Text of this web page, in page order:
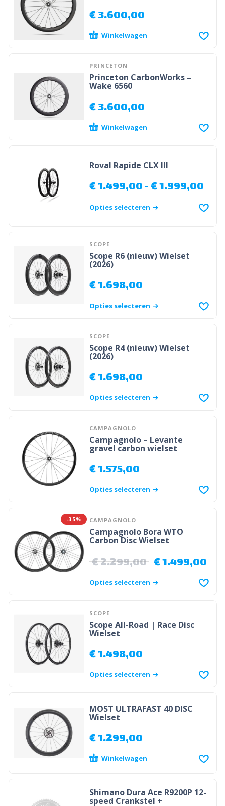
€3.600,00
Winkelwagen
PRINCETON
Princeton CarbonWorks –
Wake 6560
€3.600,00
Winkelwagen
Roval Rapide CLX III
€1.499,00 - €1.999,00
Opties selecteren
SCOPE
Scope R6 (nieuw) Wielset
(2026)
€1.698,00
Opties selecteren
SCOPE
Scope R4 (nieuw) Wielset
(2026)
€1.698,00
Opties selecteren
CAMPAGNOLO
Campagnolo – Levante
gravel carbon wielset
€1.575,00
Opties selecteren
-35% CAMPAGNOLO
Campagnolo Bora WTO
Carbon Disc Wielset
€2.299,00 €1.499,00
Opties selecteren
SCOPE
Scope All-Road | Race Disc
Wielset
€1.498,00
Opties selecteren
MOST ULTRAFAST 40 DISC
Wielset
€1.299,00
Winkelwagen
Shimano Dura Ace R9200P 12-
speed Crankstel +